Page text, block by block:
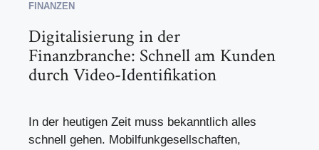
FINANZEN
Digitalisierung in der
Finanzbranche: Schnell am Kunden
durch Video-Identifikation
In der heutigen Zeit muss bekanntlich alles
schnell gehen. Mobilfunkgesellschaften,